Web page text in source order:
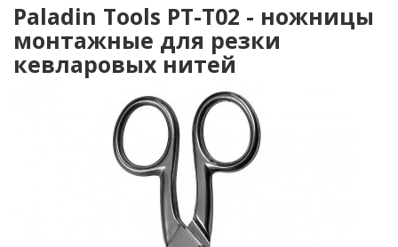
Paladin Tools PT-T02 - ножницы
монтажные для резки
кевларовых нитей